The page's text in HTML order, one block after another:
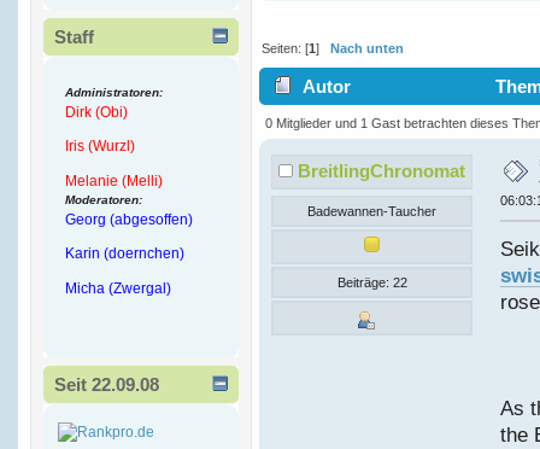
Staff
Administratoren:
Dirk (Obi)
Iris (Wurzl)
Melanie (Melli)
Moderatoren:
Georg (abgesoffen)
Karin (doernchen)
Micha (Zwergal)
Seit 22.09.08
Seiten: [1]Nach unten
Autor
mal)
0 Mitglieder und 1 Gast betrachten dieses
BreitlingChronomat
Badewannen-Taucher
Beiträge: 22
As
the